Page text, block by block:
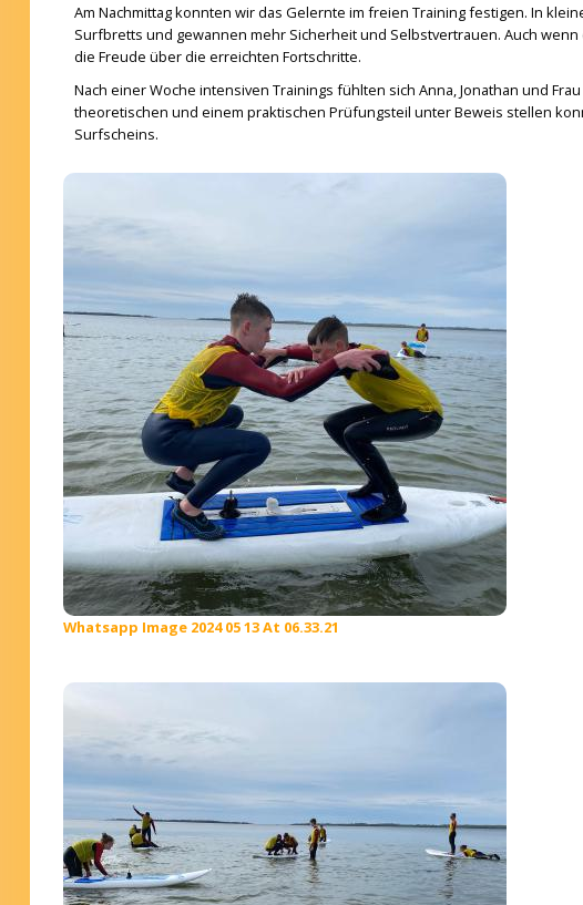
Am Nachmittag konnten wir das Gelernte im freien Training festigen. In
Surfbretts und gewannen mehr Sicherheit und Selbstvertrauen. Auch
die Freude über die erreichten Fortschritte.
Nach einer Woche intensiven Trainings fühlten sich Anna, Jonathan und
theoretischen und einem praktischen Prüfungsteil unter Beweis stellen
Surfscheins.
Whatsapp Image 2024 05 13 At 06.33.21